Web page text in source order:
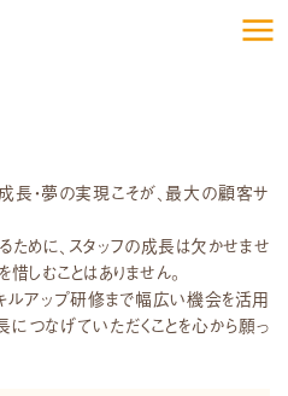
長・夢の実現こそが、最大の顧客サ
めに、スタッフの成長は欠かせませ
しむことはありません。
アップ研修まで幅広い機会を活用
につなげていただくことを心から願っ